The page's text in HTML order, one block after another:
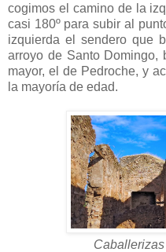
cogimos el camino de la
casi 180º para subir al
izquierda el sendero que
arroyo de Santo Domingo,
mayor, el de Pedroche, y
la mayoría de edad.